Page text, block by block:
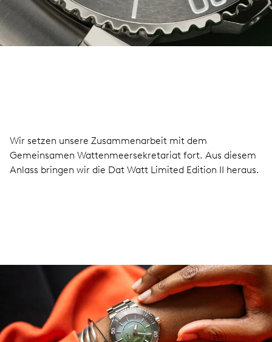
Wir setzen unsere Zusammenarbeit mit dem
Gemeinsamen Wattenmeersekretariat fort. Aus diesem
Anlass bringen wir die Dat Watt Limited Edition II heraus.